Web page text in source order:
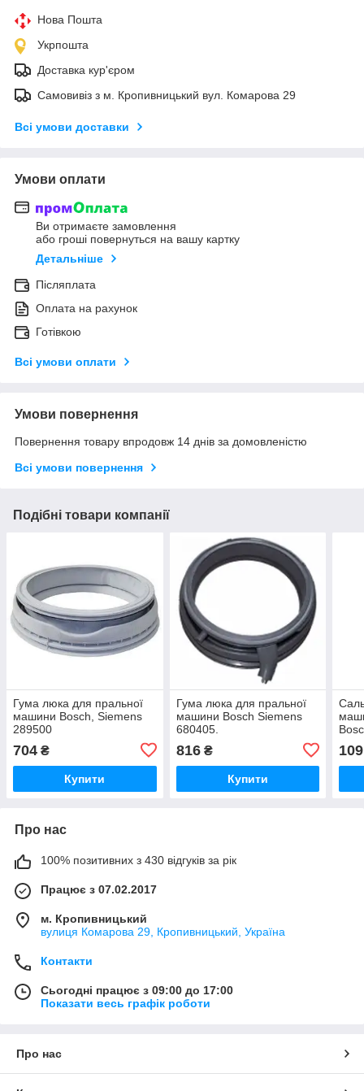
Нова Пошта
Укрпошта
Доставка кур'єром
Самовивіз з м. Кропивницький вул. Комарова 29
Всі умови доставки
Умови оплати
Ви отримаєте замовлення
або гроші повернуться на вашу картку
Детальніше
Післяплата
Оплата на рахунок
Готівкою
Всі умови оплати
Умови повернення
Повернення товару впродовж 14 днів за домовленістю
Всі умови повернення
Подібні товари компанії
Гума люка для пральної
машини Bosch, Siemens
289500
704 ₴
Купити
Гума люка для пральної
машини Bosch Siemens
680405.
816₴
Купити
109
Про нас
100% позитивних з 430 відгуків за рік
Працює з 07.02.2017
м. Кропивницький
вулиця Комарова 29, Кропивницький, Україна
Контакти
Сьогодні працює з 09:00 до 17:00
Показати весь графік роботи
Про нас